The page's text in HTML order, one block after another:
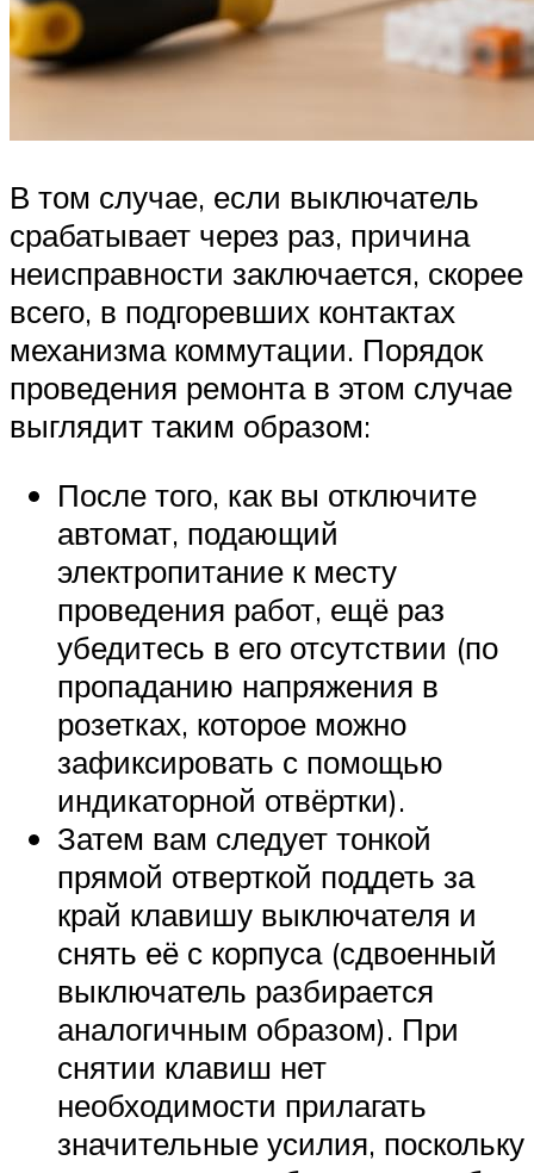
В том случае, если выключатель
срабатывает через раз, причина
неисправности заключается, скорее
всего, в подгоревших контактах
механизма коммутации. Порядок
проведения ремонта в этом случае
выглядит таким образом:
После того, как вы отключите
автомат, подающий
электропитание к месту
проведения работ, ещё раз
убедитесь в его отсутствии (по
пропаданию напряжения в
розетках, которое можно
зафиксировать с помощью
индикаторной отвёртки).
Затем вам следует тонкой
прямой отверткой поддеть за
край клавишу выключателя и
снять её с корпуса (сдвоенный
выключатель разбирается
аналогичным образом). При
снятии клавиш нет
необходимости прилагать
значительные усилия, поскольку